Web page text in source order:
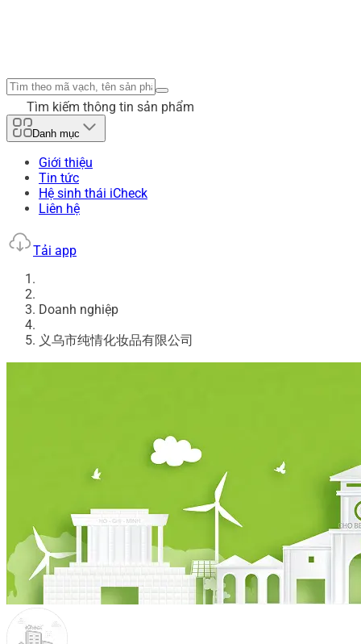
Tìm kiếm thông tin sản phẩm
Danh mục
Giới thiệu
Tin tức
Hệ sinh thái iCheck
Liên hệ
Tải app
Doanh nghiệp
义乌市纯情化妆品有限公司